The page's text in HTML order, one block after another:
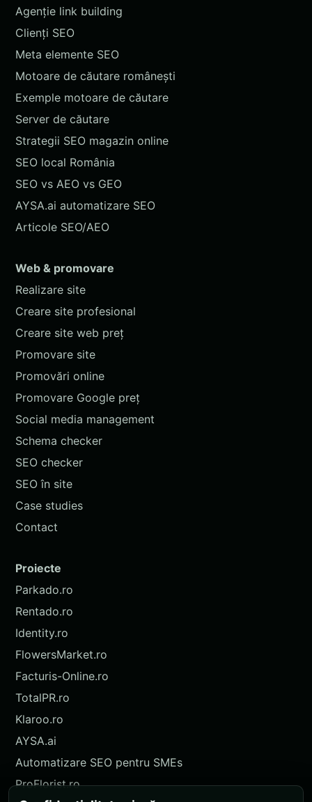
Agenție link building
Clienți SEO
Meta elemente SEO
Motoare de căutare românești
Exemple motoare de căutare
Server de căutare
Strategii SEO magazin online
SEO local România
SEO vs AEO vs GEO
AYSA.ai automatizare SEO
Articole SEO/AEO
Web & promovare
Realizare site
Creare site profesional
Creare site web preț
Promovare site
Promovări online
Promovare Google preț
Social media management
Schema checker
SEO checker
SEO în site
Case studies
Contact
Proiecte
Parkado.ro
Rentado.ro
Identity.ro
FlowersMarket.ro
Facturis-Online.ro
TotalPR.ro
Klaroo.ro
AYSA.ai
Automatizare SEO pentru SMEs
ProFlorist.ro